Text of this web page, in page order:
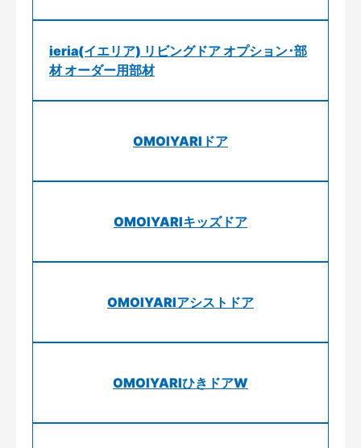
ieria(イエリア) リビングドア オプション･部
材 オーダー用部材
OMOIYARIドア
OMOIYARIキッズドア
OMOIYARIアシストドア
OMOIYARIひきドアW